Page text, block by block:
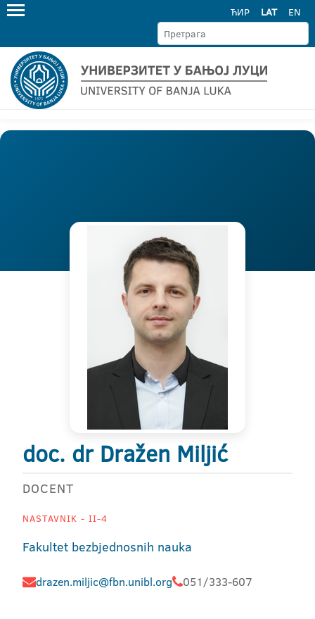
ЋИР LAT EN
doc. dr Dražen Miljić
DOCENT
NASTAVNIK - II-4
Fakultet bezbjednosnih nauka
drazen.miljic@fbn.unibl.org 051/333-607